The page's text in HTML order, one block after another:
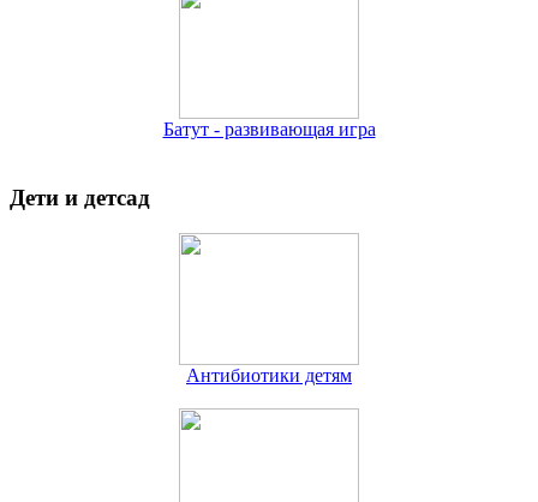
Батут - развивающая игра
Дети и детсад
Антибиотики детям